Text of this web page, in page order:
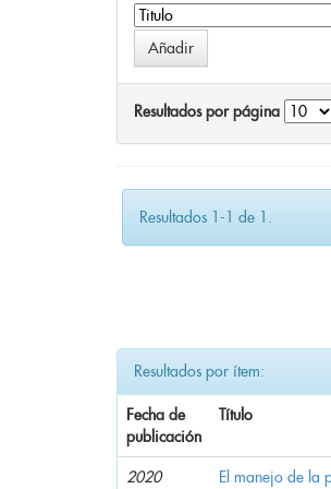
Resultados por página
Resultados 1-1 de 1.
Resultados por ítem:
Fecha de
publicación
Título
2020 El manejo de la